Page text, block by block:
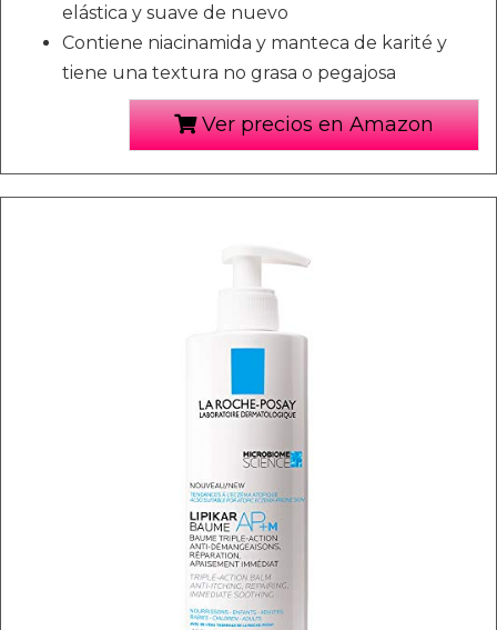
elástica y suave de nuevo
Contiene niacinamida y manteca de karité y
tiene una textura no grasa o pegajosa
Ver precios en Amazon